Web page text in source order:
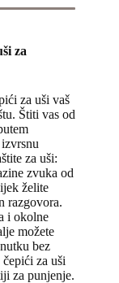
za
za uši vaš
Štiti vas od
za uši:
zvuka od
želite
razgovora.
i okolne
možete
bez
za uši
za punjenje.